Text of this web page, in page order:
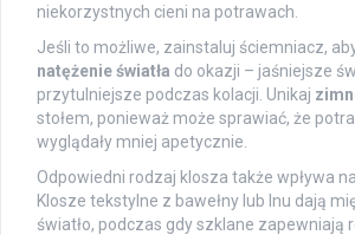
niekorzystnych cieni na potrawach.
Jeśli to możliwe, zainstaluj ściemniacz,
natężenie światła do okazji – jaśniejsze
przytulniejsze podczas kolacji. Unikaj
stołem, ponieważ może sprawiać, że
wyglądały mniej apetycznie.
Odpowiedni rodzaj klosza także wpływa
Klosze tekstylne z bawełny lub lnu dają
światło, podczas gdy szklane zapewniają